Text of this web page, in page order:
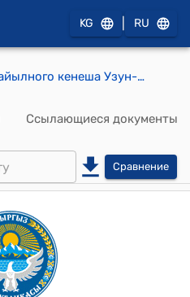
KG RU
Постановление айылного кенеша Узун-Кыр от 17 мая 2024 года № 17/III "Об оказании материальной помощи"
Ссылающиеся документы
Сравнение